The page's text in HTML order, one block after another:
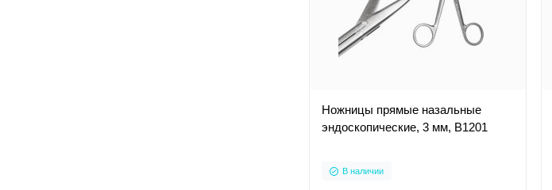
Ножницы прямые назальные
эндоскопические, 3 мм, В1201
В наличии